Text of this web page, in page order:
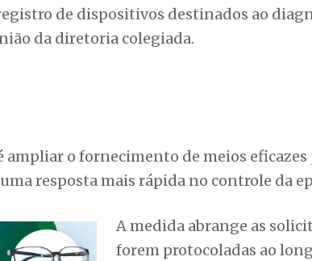
de dispositivos destinados ao
da diretoria colegiada.
ampliar o fornecimento de meios
resposta mais rápida no controle da
A medida abrange as
forem protocoladas ao